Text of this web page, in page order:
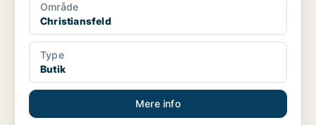
Område
Christiansfeld
Type
Butik
Mere info